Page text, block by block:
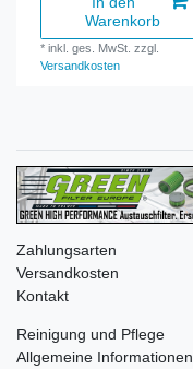
Warenkorb
*inkl. ges. MwSt. zzgl.
Versandkosten
Zahlungsarten
Versandkosten
Kontakt
Reinigung und Pflege
Allgemeine Informationen